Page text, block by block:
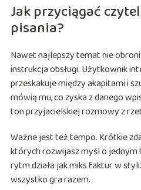
Jak przyciągać
pisania?
Nawet najlepszy temat nie
instrukcja obsługi. Użytkownik
przeskakuje między akapitami i
mówią mu, co zyska z danego
ton przyjacielskiej rozmowy z
Ważne jest też tempo. Krótkie
których rozwijasz myśl o jednym
rytm działa jak miks faktur w
wszystko gra razem.